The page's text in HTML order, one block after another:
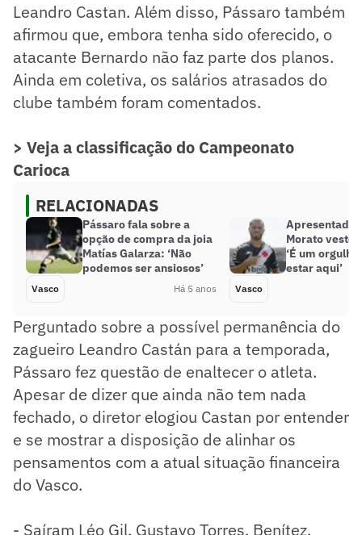
Leandro Castan. Além disso, Pássaro também
afirmou que, embora tenha sido oferecido, o
atacante Bernardo não faz parte dos planos.
Ainda em coletiva, os salários atrasados do
clube também foram comentados.
> Veja a classificação do Campeonato
Carioca
RELACIONADAS
Pássaro fala sobre a
opção de compra da joia
Matías Galarza: ‘Não
podemos ser ansiosos’
Vasco Há 5 anos
Apresentado
Morato veste
‘É um
estar aqui’
Vasco
Perguntado sobre a possível permanência do
zagueiro Leandro Castán para a temporada,
Pássaro fez questão de enaltecer o atleta.
Apesar de dizer que ainda não tem nada
fechado, o diretor elogiou Castan por entender
e se mostrar a disposição de alinhar os
pensamentos com a atual situação financeira
do Vasco.
- Saíram Léo Gil, Gustavo Torres, Benítez,